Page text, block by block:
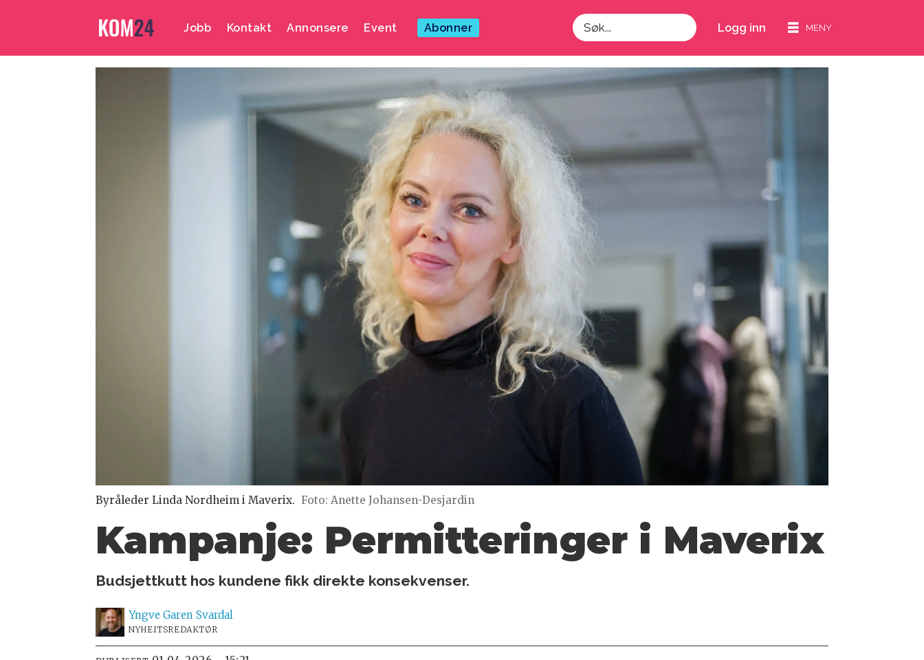
Jobb Kontakt Annonsere Event Abonner
Søk
Logg inn
Byråleder Linda Nordheim i Maverix. Foto: Anette Johansen-Desjardin
Kampanje: Permitteringer i Maverix
Budsjettkutt hos kundene fikk direkte konsekvenser.
Yngve Garen Svardal
NYHEITSREDAKTØR